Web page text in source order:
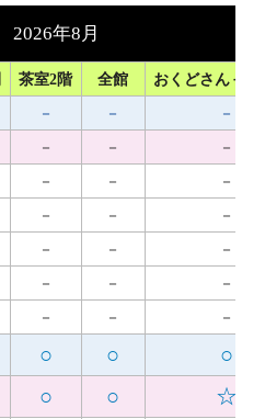
2026年8月
茶室2階 全館
おくどさん＋1
－ －
－
－ －
－
－ －
－
－ －
－
－ －
－
－ －
－
－ － －
○ ○ ○
○ ○ ☆